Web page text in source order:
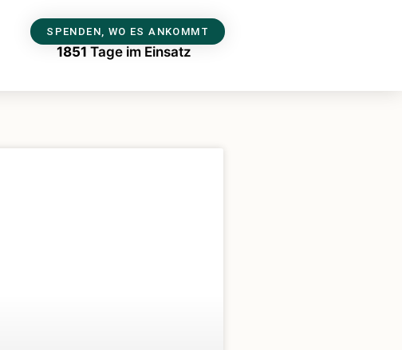
SPENDEN, WO ES ANKOMMT
1851 Tage im Einsatz